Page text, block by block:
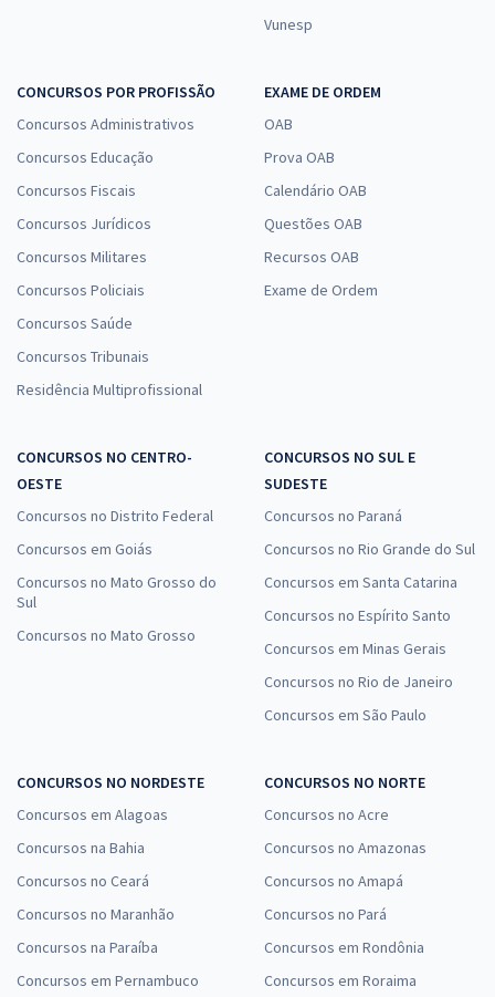
Vunesp
CONCURSOS POR PROFISSÃO
Concursos Administrativos
Concursos Educação
Concursos Fiscais
Concursos Jurídicos
Concursos Militares
Concursos Policiais
Concursos Saúde
Concursos Tribunais
Residência Multiprofissional
EXAME DE ORDEM
OAB
Prova OAB
Calendário OAB
Questões OAB
Recursos OAB
Exame de Ordem
CONCURSOS NO CENTRO-
OESTE
Concursos no Distrito Federal
Concursos em Goiás
Concursos no Mato Grosso do
Sul
Concursos no Mato Grosso
CONCURSOS NO SUL E
SUDESTE
Concursos no Paraná
Concursos no Rio Grande do Sul
Concursos em Santa Catarina
Concursos no Espírito Santo
Concursos em Minas Gerais
Concursos no Rio de Janeiro
Concursos em São Paulo
CONCURSOS NO NORDESTE
Concursos em Alagoas
Concursos na Bahia
Concursos no Ceará
Concursos no Maranhão
Concursos na Paraíba
Concursos em Pernambuco
CONCURSOS NO NORTE
Concursos no Acre
Concursos no Amazonas
Concursos no Amapá
Concursos no Pará
Concursos em Rondônia
Concursos em Roraima